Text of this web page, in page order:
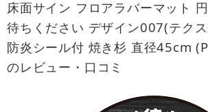
床面サイン フロアラバーマット
待ちください デザイン007(テク
防炎シール付 焼き杉 直径45cm
のレビュー・口コミ